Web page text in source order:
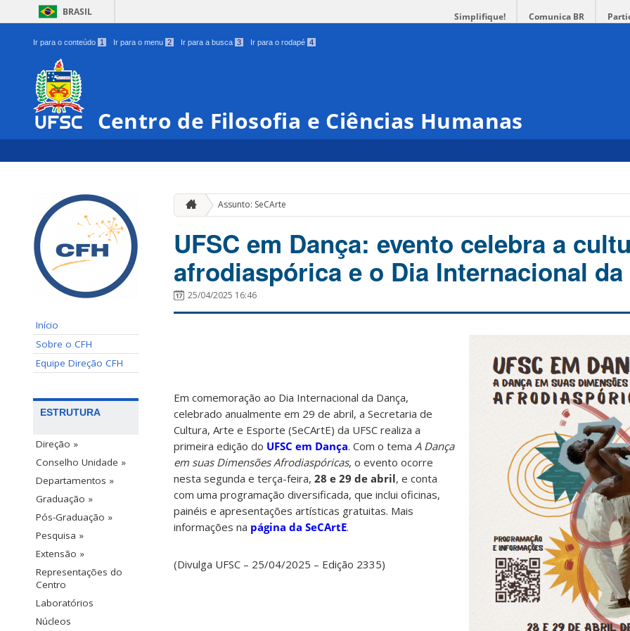
BRASIL Simplifique! Comunica BR
Ir para o conteúdo 1 Ir para o menu 2 Ir para a busca 3 Ir para o rodapé 4
Centro de Filosofia e Ciências Humanas
Início
Sobre o CFH
Equipe Direção CFH
ESTRUTURA
Direção »
Conselho Unidade »
Departamentos »
Graduação »
Pós-Graduação »
Pesquisa »
Extensão »
Representações do
Centro
Laboratórios
Núcleos
Assunto: SeCArte
UFSC em Dança: evento celebra a
afrodiaspórica e o Dia Internacional da
25/04/2025 16:46
Em comemoração ao Dia Internacional da Dança,
celebrado anualmente em 29 de abril, a Secretaria de
Cultura, Arte e Esporte (SeCArtE) da UFSC realiza a
primeira edição do UFSC em Dança. Com o tema A Dança
em suas Dimensões Afrodiaspóricas, o evento ocorre
nesta segunda e terça-feira, 28 e 29 de abril, e conta
com uma programação diversificada, que inclui oficinas,
painéis e apresentações artísticas gratuitas. Mais
informações na página da SeCArtE.
(Divulga UFSC – 25/04/2025 – Edição 2335)